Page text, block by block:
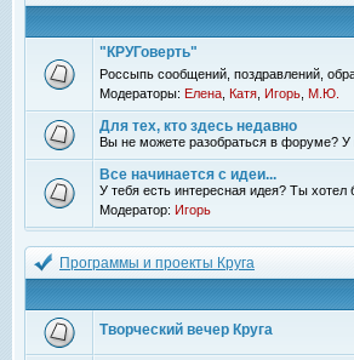
"КРУГоверть"
Россыпь сообщений, поздравлений,
Модераторы: Елена Катя Игорь М.Ю.
Для тех, кто здесь недавно
Вы не можете разобраться в форуме?
Все начинается с идеи...
У тебя есть интересная идея? Ты
Модератор: Игорь
Программы и проекты Круга
Творческий вечер Круга